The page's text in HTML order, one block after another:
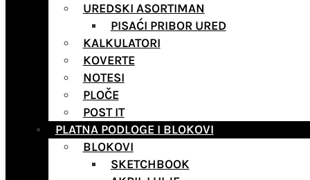
UREDSKI ASORTIMAN
PISAĆI PRIBOR URED
KALKULATORI
KOVERTE
NOTESI
PLOČE
POST IT
PLATNA PODLOGE I BLOKOVI
BLOKOVI
SKETCHBOOK